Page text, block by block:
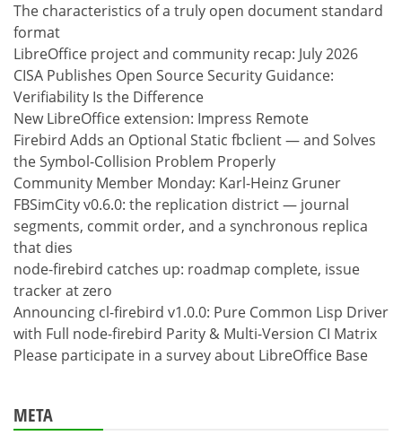
The characteristics of a truly open document standard
format
LibreOffice project and community recap: July 2026
CISA Publishes Open Source Security Guidance:
Verifiability Is the Difference
New LibreOffice extension: Impress Remote
Firebird Adds an Optional Static fbclient — and Solves
the Symbol-Collision Problem Properly
Community Member Monday: Karl-Heinz Gruner
FBSimCity v0.6.0: the replication district — journal
segments, commit order, and a synchronous replica
that dies
node-firebird catches up: roadmap complete, issue
tracker at zero
Announcing cl-firebird v1.0.0: Pure Common Lisp Driver
with Full node-firebird Parity & Multi-Version CI Matrix
Please participate in a survey about LibreOffice Base
META